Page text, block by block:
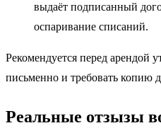
выдаёт подписанный
оспаривание списаний.
Рекомендуется перед арендой
письменно и требовать копию
Реальные отзызы